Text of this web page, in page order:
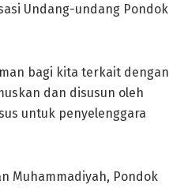
Undang-undang Pondok
bagi kita terkait dengan
dan disusun oleh
untuk penyelenggara
Muhammadiyah, Pondok